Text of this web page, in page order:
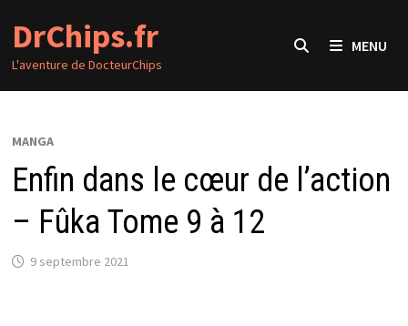
contenu
DrChips.fr
L'aventure de DocteurChips
MENU
MANGA
Enfin dans le cœur de l’action
– Fûka Tome 9 à 12
9 septembre 2021